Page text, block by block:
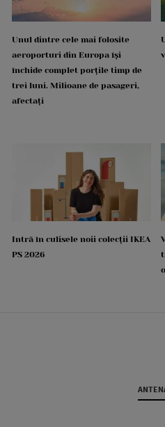
Unul dintre cele mai folosite
aeroporturi din Europa își
închide complet porțile timp de
trei luni. Milioane de pasageri,
afectați
Intră în culisele noii colecții IKEA
PS 2026